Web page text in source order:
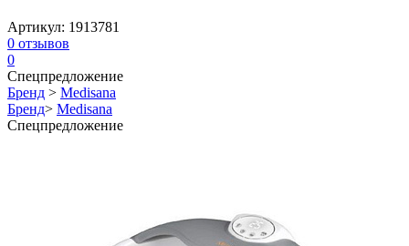
Артикул: 1913781
0 отзывов
0
Спецпредложение
Бренд > Medisana
Бренд> Medisana
Спецпредложение